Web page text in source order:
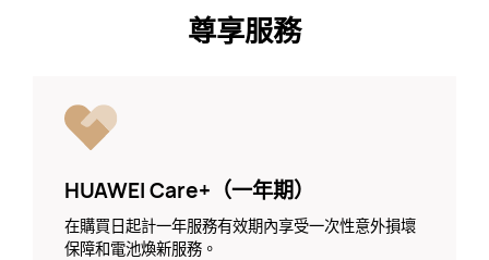
尊享服務
HUAWEI Care+（一年期）
在購買日起計一年服務有效期內享受一次性意外損壞
保障和電池煥新服務。